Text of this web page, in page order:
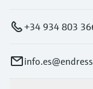
+34 934 803